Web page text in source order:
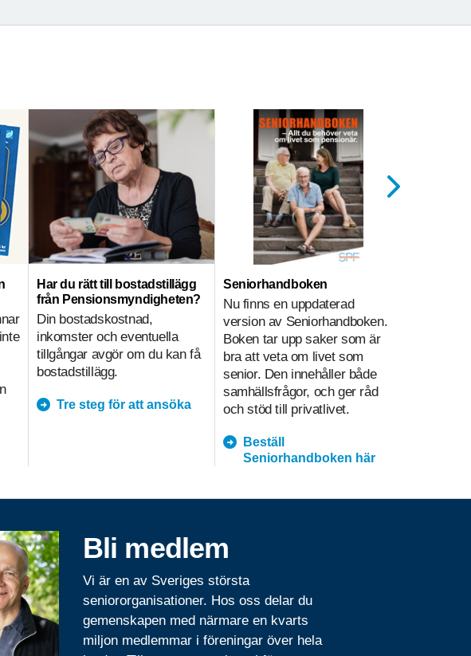
Har du rätt till bostadstillägg
från Pensionsmyndigheten?
Din bostadskostnad,
inkomster och eventuella
tillgångar avgör om du kan få
bostadstillägg.
Tre steg för att ansöka
Seniorhandboken
Nu finns en uppdaterad
version av Seniorhandboken.
Boken tar upp saker som är
bra att veta om livet som
senior. Den innehåller både
samhällsfrågor, och ger råd
och stöd till privatlivet.
Beställ
Seniorhandboken här
Bli medlem
Vi är en av Sveriges största
seniororganisationer. Hos oss delar du
gemenskapen med närmare en kvarts
miljon medlemmar i föreningar över hela